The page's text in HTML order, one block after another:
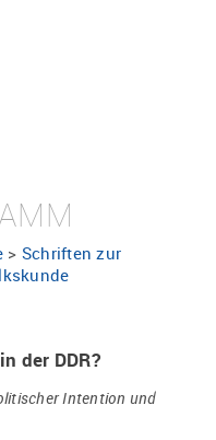
> Schriften zur
der DDR?
Intention und